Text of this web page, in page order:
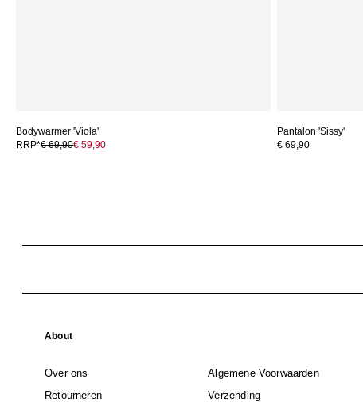
Bodywarmer 'Viola'
RRP*€ 69,90€ 59,90
Pantalon 'Sissy'
€ 69,90
About
Over ons
Algemene Voorwaarden
Retourneren
Verzending